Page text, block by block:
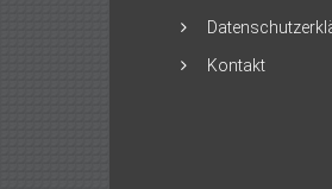
Kontakt